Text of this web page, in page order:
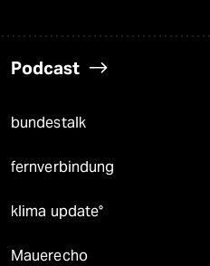
Podcast
bundestalk
fernverbindung
klima update°
Mauerecho